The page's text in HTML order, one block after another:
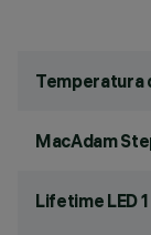
Temperatura
MacAdam
Lifetime LED 1